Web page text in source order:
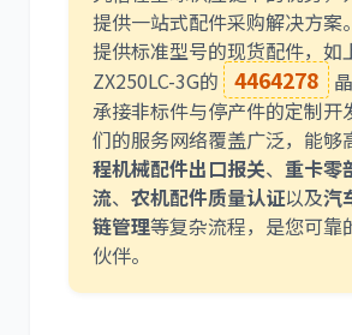
提供一站式配件采购解决方案
提供标准型号的现货配件，如
ZX250LC-3G的 4464278
承接非标件与停产件的定制开
们的服务网络覆盖广泛，能够
程机械配件出口报关、 重卡零
流、 农机配件质量认证以及汽
链管理等复杂流程，是您可靠
伙伴。